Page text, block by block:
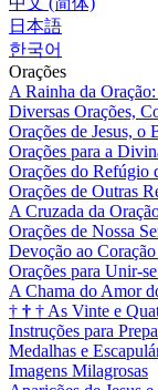
日本語
한국어
Orações
A Rainha da
Diversas Orações,
Orações de Jesus, o
Orações para a
Orações do Refúgio
Orações de Outras
A Cruzada da
Orações de Nossa
Devoção ao
Orações para Unir-
A Chama do Amor
† † † As Vinte e
Instruções para
Medalhas e
Imagens Milagrosas